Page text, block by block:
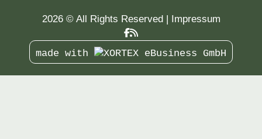
2026 © All Rights Reserved Impressum
made with